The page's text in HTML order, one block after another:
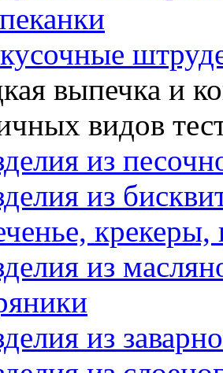
выпечка и
видов
из
из
крекеры,
из
из